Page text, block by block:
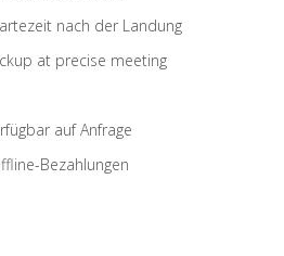
nach der Landung
at precise meeting
auf Anfrage
Bezahlungen